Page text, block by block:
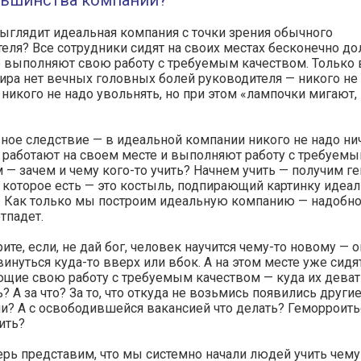
идеальная компания с точки зрения обычного
Все сотрудники сидят на своих местах бесконечно
выполняют свою работу с требуемым качеством. Только
нет вечных головных болей руководителя — никого не
не надо увольнять, но при этом «лампочки
следствие — в идеальной компании никого не надо
работают на своем месте и выполняют работу с
— зачем и чему кого-то учить? Начнем учить — получим
есть — это костыль, подпирающий картинку
Как только мы построим идеальную компанию —
если, не дай бог, человек научится чему-то новому —
куда-то вверх или вбок. А на этом месте уже
свою работу с требуемым качеством — куда их
А за что? За то, что откуда не возьмись появились
А с освободившейся вакансией что делать?
представим, что мы системно начали людей учить